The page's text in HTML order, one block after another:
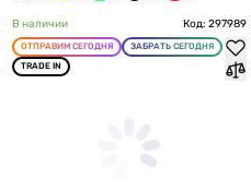
В наличии Код: 297989
ОТПРАВИМ СЕГОДНЯ
ЗАБРАТЬ СЕГОДНЯ
TRADE IN